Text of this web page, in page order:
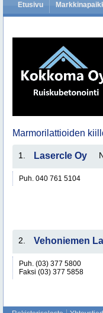
Etusivu
Marmorilattioiden
1. Lasercle Oy
Puh. 040 761 5104
2. Vehoniemen
Puh. (03) 377 5800
Faksi (03) 377 5858